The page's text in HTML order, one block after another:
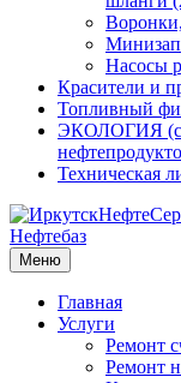
Насосы
Красители и
Топливный
ЭКОЛОГИЯ
Техническая
Меню
Главная
Услуги
Ремонт
Ремонт